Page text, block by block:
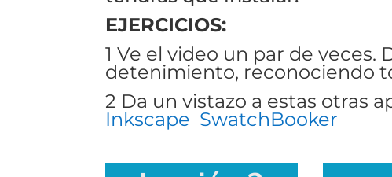
EJERCICIOS:
1 Ve el video un par de veces.
detenimiento, reconociendo
2 Da un vistazo a estas otras
Inkscape SwatchBooker